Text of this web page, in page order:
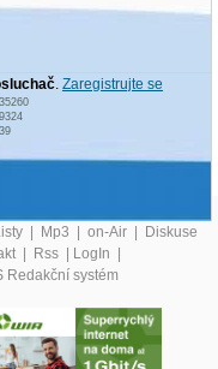
. Zaregistrujte se
Mp3 on-Air
Diskuse
Rss LogIn
Redakční systém